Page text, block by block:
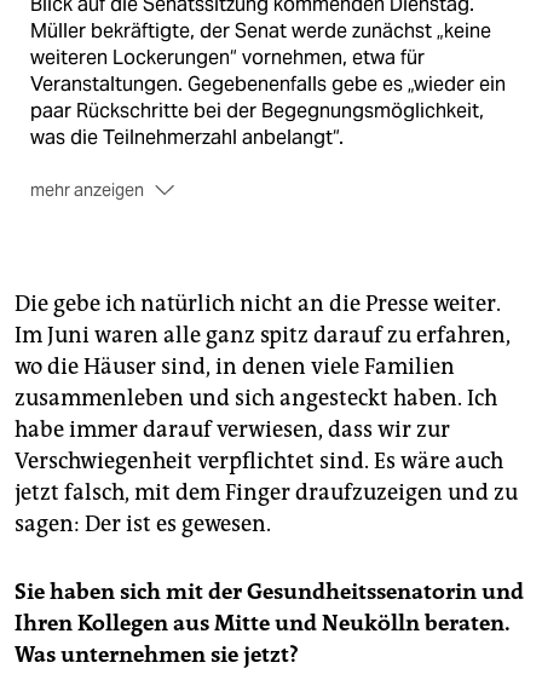
Müller bekräftigte, der Senat werde zunächst „keine
weiteren Lockerungen“ vornehmen, etwa für
Veranstaltungen. Gegebenenfalls gebe es „wieder ein
paar Rückschritte bei der Begegnungsmöglichkeit,
was die Teilnehmerzahl anbelangt“.
mehr anzeigen
um 199 gestiegen – der höchste Wert seit Wochen. Im
Vergleich der Bundesländer weist Berlin mit einem
Wert von 22,9 die meisten Infizierten pro 100 000
Einwohner in den vergangenen sieben Tagen auf. Das
geht aus Daten des Robert Koch-Instituts hervor.
(dpa)
Die gebe ich natürlich nicht an die Presse weiter.
Im Juni waren alle ganz spitz darauf zu erfahren,
wo die Häuser sind, in denen viele Familien
zusammenleben und sich angesteckt haben. Ich
habe immer darauf verwiesen, dass wir zur
Verschwiegenheit verpflichtet sind. Es wäre auch
jetzt falsch, mit dem Finger draufzuzeigen und zu
sagen: Der ist es gewesen.
Sie haben sich mit der Gesundheitssenatorin und
Ihren Kollegen aus Mitte und Neukölln beraten.
Was unternehmen sie jetzt?